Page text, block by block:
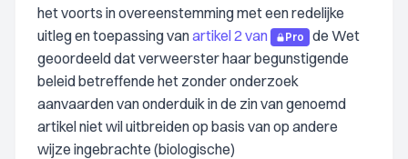
het voorts in overeenstemming met een redelijke
uitleg en toepassing vanartikel 2 van Pro
de Wet
geoordeeld dat verweerster haar begunstigende
beleid betreffende het zonder onderzoek
aanvaarden van onderduik in de zin van genoemd
artikel niet wil uitbreiden op basis van op andere
wijze ingebrachte (biologische)